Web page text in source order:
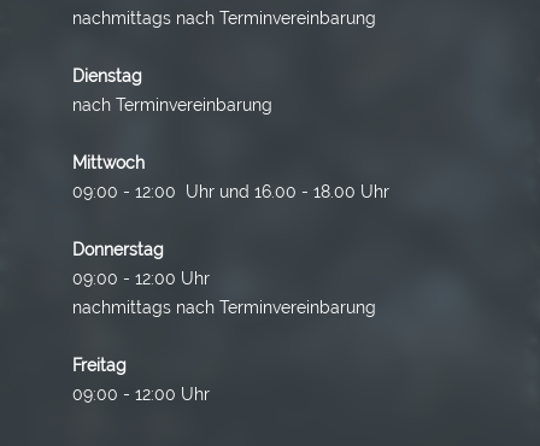
nachmittags nach Terminvereinbarung
Dienstag
nach Terminvereinbarung
Mittwoch
09:00 - 12:00 Uhr und 16.00 - 18.00 Uhr
Donnerstag
09:00 - 12:00 Uhr
nachmittags nach Terminvereinbarung
Freitag
09:00 - 12:00 Uhr